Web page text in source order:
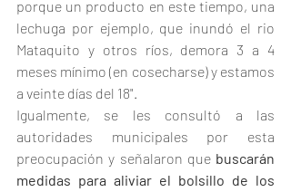
porque un producto en este tiempo, una
lechuga por ejemplo, que inundó el rio
Mataquito y otros ríos, demora 3 a 4
meses mínimo (en cosecharse) y estamos
a veinte días del 18".
Igualmente, se les consultó a las
autoridades municipales por esta
preocupación y señalaron que buscarán
medidas para aliviar el bolsillo de los